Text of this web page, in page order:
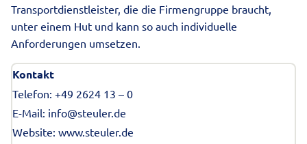
Transportdienstleister, die die Firmengruppe braucht,
unter einem Hut und kann so auch individuelle
Anforderungen umsetzen.
Kontakt
Telefon: +49 2624 13 – 0
E-Mail: info@steuler.de
Website: www.steuler.de